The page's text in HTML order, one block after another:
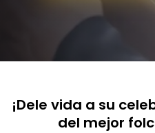
¡Dele vida a su
del mejor